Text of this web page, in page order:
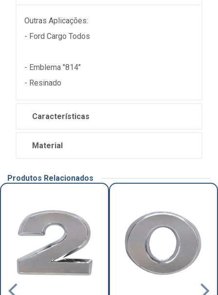
Outras Aplicações:
- Ford Cargo Todos
- Emblema "814"
- Resinado
Características
Material
Produtos Relacionados